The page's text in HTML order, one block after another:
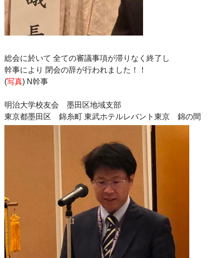
総会に於いて 全ての審議事項が滞りなく終了し
幹事により 閉会の辞が行われました！！
(写真) N幹事
明治大学校友会 墨田区地域支部
東京都墨田区 錦糸町 東武ホテルレバント東京 錦の間